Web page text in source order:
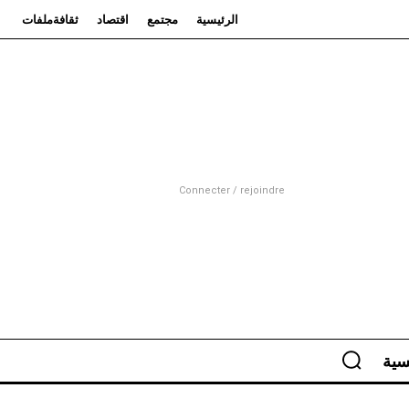
الرئيسية مجتمع اقتصاد ثقافةملفات
Connecter / rejoindre